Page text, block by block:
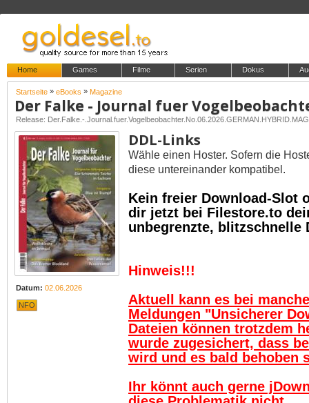
Home Games Filme Serien Dokus
Startseite » eBooks » Magazine
Der Falke - Journal fuer
Release: Der.Falke.-
Datum: 02.06.2026
NFO
DDL-Links
Wähle einen Hoster. Sofern die
diese untereinander kompatibel.
Kein freier Download-Slot
dir jetzt bei Filestore.to
unbegrenzte, blitzschnelle
Hinweis!!!
Aktuell kann es bei
Meldungen "Unsicherer
Dateien können trotzdem
wurde zugesichert, dass
wird und es bald behoben
Ihr könnt auch gerne